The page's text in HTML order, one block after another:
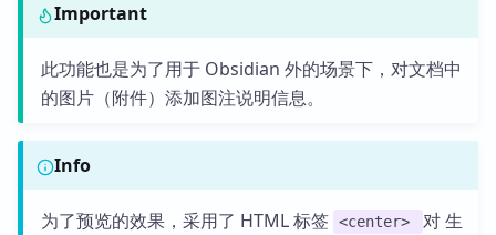
Important
此功能也是为了用于 Obsidian 外的场景下，对文档中
的图片（附件）添加图注说明信息。
Info
为了预览的效果，采用了 HTML 标签 <center>
对 生